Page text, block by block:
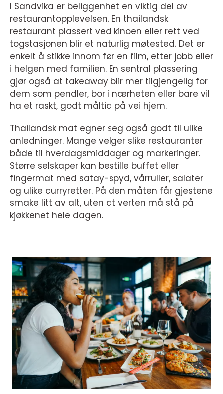
I Sandvika er beliggenhet en viktig del av
restaurantopplevelsen. En thailandsk
restaurant plassert ved kinoen eller rett ved
togstasjonen blir et naturlig møtested. Det er
enkelt å stikke innom før en film, etter jobb eller
i helgen med familien. En sentral plassering
gjør også at takeaway blir mer tilgjengelig for
dem som pendler, bor i nærheten eller bare vil
ha et raskt, godt måltid på vei hjem.
Thailandsk mat egner seg også godt til ulike
anledninger. Mange velger slike restauranter
både til hverdagsmiddager og markeringer.
Større selskaper kan bestille buffet eller
fingermat med satay-spyd, vårruller, salater
og ulike curryretter. På den måten får gjestene
smake litt av alt, uten at verten må stå på
kjøkkenet hele dagen.